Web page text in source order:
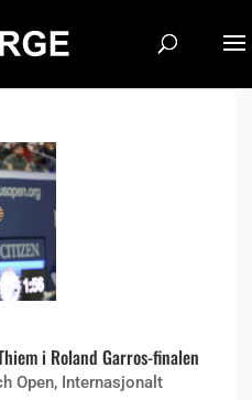
i Roland Garros-finalen
Open, Internasjonalt